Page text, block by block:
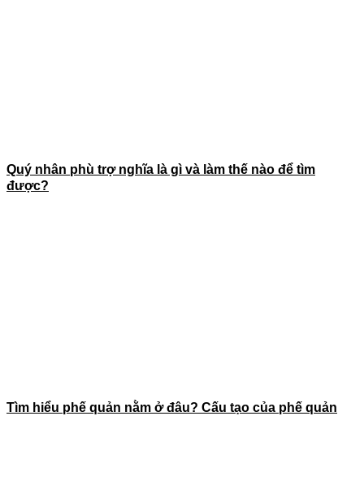
Quý nhân phù trợ nghĩa là gì và làm thế nào để tìm
được?
Tìm hiểu phế quản nằm ở đâu? Cấu tạo của phế quản